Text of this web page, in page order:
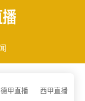
德甲直播
西甲直播